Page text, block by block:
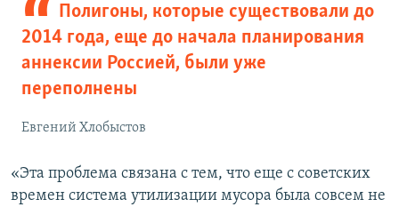
Полигоны, которые существовали до
2014 года, еще до начала планирования
аннексии Россией, были уже
переполнены
Евгений Хлобыстов
«Эта проблема связана с тем, что еще с советских
времен система утилизации мусора была совсем не